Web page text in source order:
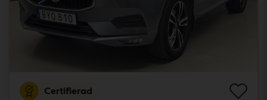
Certifierad